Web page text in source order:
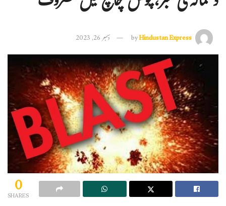
byHindustan Express دسمبر 26, 2023
0
SHARES